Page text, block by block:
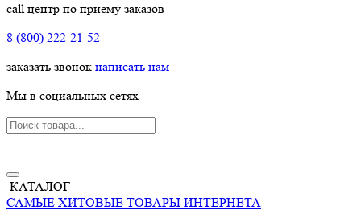
call центр по приему заказов
8 (800) 222-21-52
заказать звонок написать нам
Мы в социальных сетях
КАТАЛОГ
САМЫЕ ХИТОВЫЕ ТОВАРЫ ИНТЕРНЕТА